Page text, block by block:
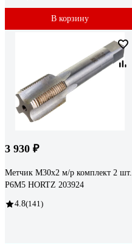
В корзину
3 930 ₽
Метчик М30x2 м/р комплект 2 шт.
Р6М5 HORTZ 203924
4.8(141)